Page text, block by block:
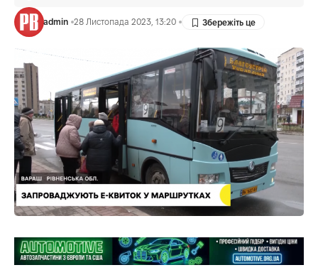
admin 28 Листопада 2023, 13:20